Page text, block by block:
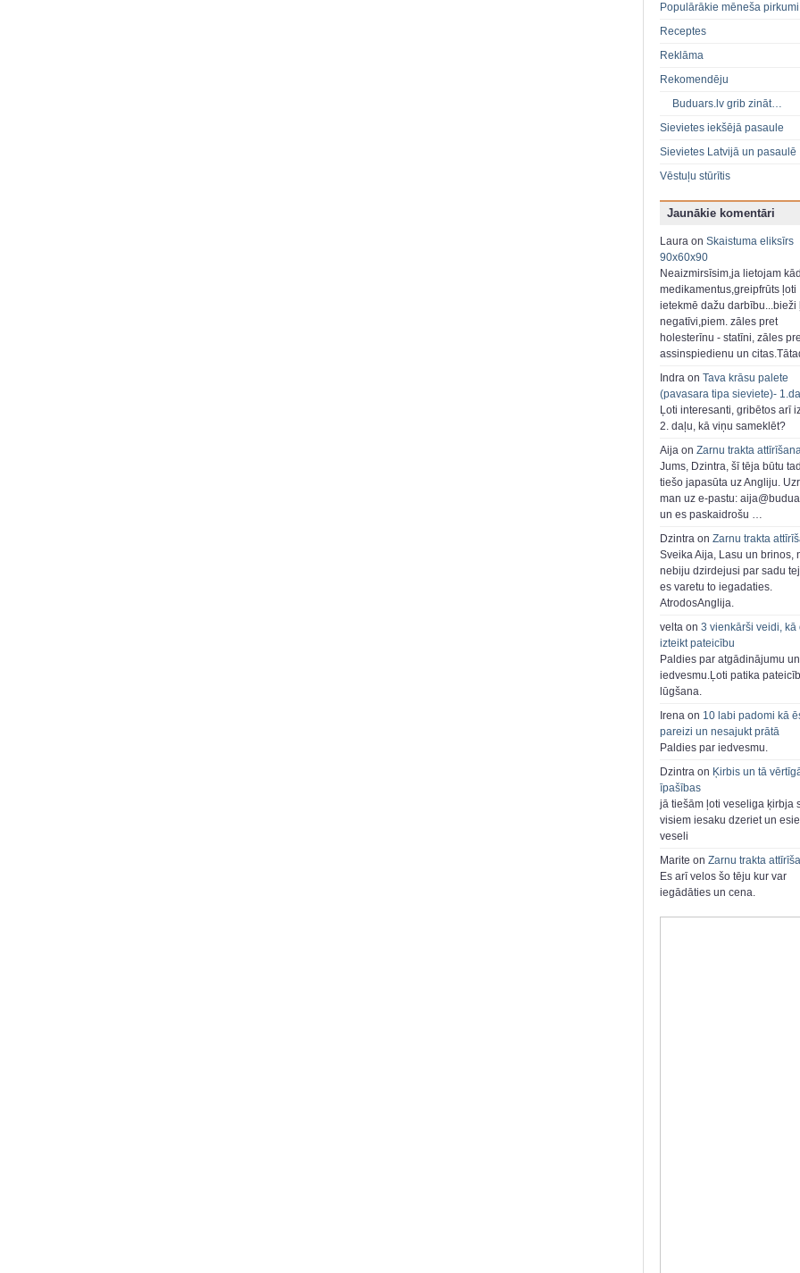
Populārākie mēneša pirkumi
Receptes
Reklāma
Rekomendēju
Buduars.lv grib zināt…
Sievietes iekšējā pasaule
Sievietes Latvijā un pasaulē
Vēstuļu stūrītis
Jaunākie komentāri
Laura on Skaistuma eliksīrs
90x60x90
Neaizmirsīsim,ja lietojam
medikamentus,greipfrūts ļoti
ietekmē dažu darbību...bieži
negatīvi,piem. zāles pret
holesterīnu - statīni, zāles
assinspiedienu un
Indra on Tava krāsu palete
(pavasara tipa sieviete)-
Ļoti interesanti, gribētos arī
2. daļu, kā viņu sameklēt?
Aija on Zarnu trakta
Jums, Dzintra, šī tēja būtu
tiešo japasūta uz Angliju.
man uz e-pastu:
un es paskaidrošu …
Dzintra on Zarnu trakta
Sveika Aija, Lasu un brinos,
nebiju dzirdejusi par sadu
es varetu to iegadaties.
AtrodosAnglija.
velta on 3 vienkārši veidi, kā
izteikt pateicību
Paldies par atgādinājumu un
iedvesmu.Ļoti patika
lūgšana.
Irena on 10 labi padomi kā
pareizi un nesajukt prātā
Paldies par iedvesmu.
Dzintra on Ķirbis un tā
īpašības
jā tiešām ļoti veseliga ķirbja
visiem iesaku dzeriet un
veseli
Marite on Zarnu trakta
Es arī velos šo tēju kur var
iegādāties un cena.